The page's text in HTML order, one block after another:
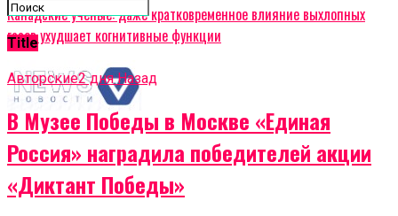
Канадские учёные: даже кратковременное влияние выхлопных
газов ухудшает когнитивные функции
Title
Авторские2 дня Назад
В Музее Победы в Москве «Единая
Россия» наградила победителей акции
«Диктант Победы»